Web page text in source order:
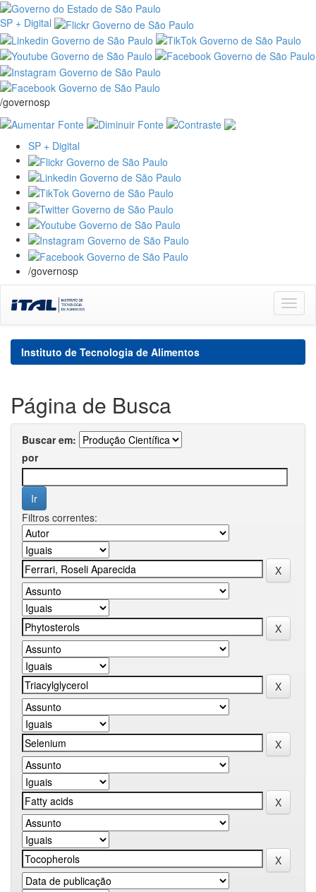
SP + Digital
/governosp
SP + Digital
/governosp
navigation
Instituto de Tecnologia de Alimentos
Página de Busca
Buscar em:
por
Filtros correntes: